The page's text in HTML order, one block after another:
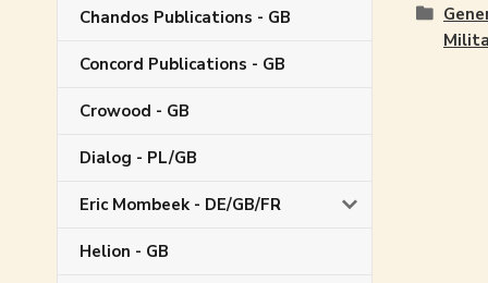
Chandos Publications - GB
Concord Publications - GB
Crowood - GB
Dialog - PL/GB
Eric Mombeek - DE/GB/FR
Helion - GB